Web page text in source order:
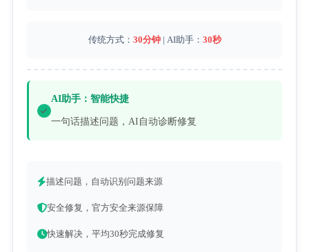
传统方式： 30分钟| AI助手： 30秒
AI助手：智能快捷
一句话描述问题，AI自动诊断修复
描述问题，自动识别问题来源
安全修复，官方安全来源保障
快速解决，平均30秒完成修复